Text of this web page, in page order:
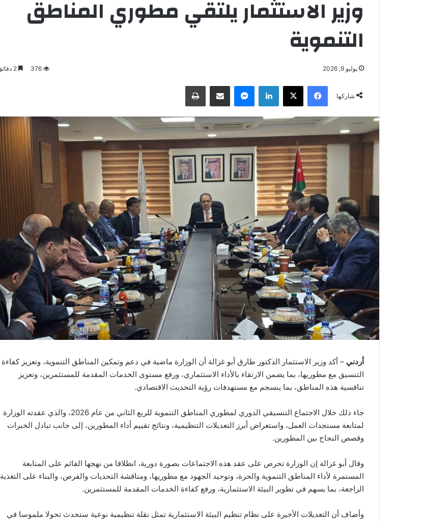
وزير الاستثمار يلتقي مطوري المناطق
التنموية
يوليو 9, 2026 376
شاركها
فيسبوك لينكدإن
أردني – أكد وزير الاستثمار الدكتور طارق أبو غزالة أن الوزارة ماضية في دعم وتمكين المناطق التنموية، وتعزيز كفاءة
التنسيق مع مطوريها، بما يضمن الارتقاء بالأداء الاستثماري، ورفع مستوى الخدمات المقدمة للمستثمرين، وتعزيز
تنافسية هذه المناطق، بما ينسجم مع مستهدفات رؤية التحديث الاقتصادي.
جاء ذلك خلال الاجتماع التنسيقي الدوري لمطوري المناطق التنموية للربع الثاني من عام 2026، والذي عقدته الوزارة
لمتابعة مستجدات العمل، واستعراض أبرز التعديلات التنظيمية، ونتائج تقييم أداء المطورين، إلى جانب تبادل الخبرات
وقصص النجاح بين المطورين.
وقال أبو غزالة إن الوزارة تحرص على عقد هذه الاجتماعات بصورة دورية، انطلاقا من نهجها القائم على المتابعة
المستمرة لأداء المناطق التنموية والحرة، وتوحيد الجهود مع مطوريها، ومناقشة التحديات والفرص، والبناء على التغذية
الراجعة، بما يسهم في تطوير البيئة الاستثمارية، ورفع كفاءة الخدمات المقدمة للمستثمرين.
وأضاف أن التعديلات الأخيرة على نظام تنظيم البيئة الاستثمارية تمثل نقلة تنظيمية نوعية ستحدث تحولا ملموسا في